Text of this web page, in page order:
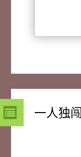
一人独